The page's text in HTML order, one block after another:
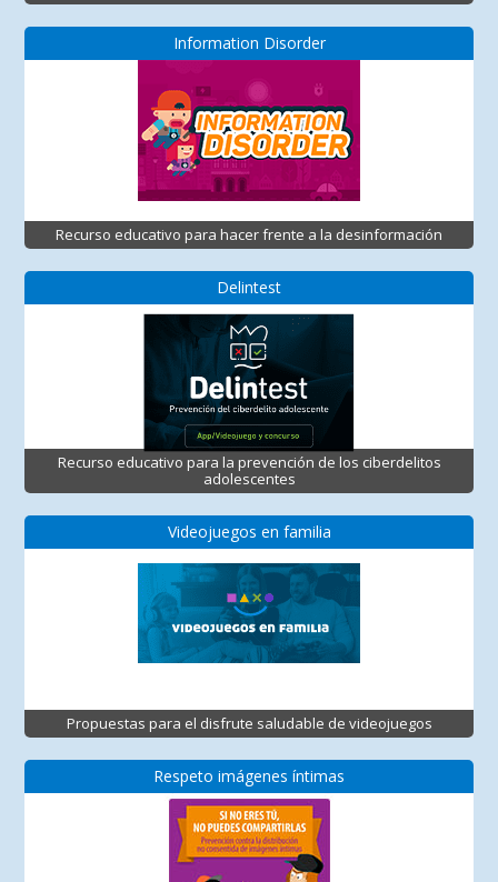
Information Disorder
Recurso educativo para hacer frente a la desinformación
Delintest
Recurso educativo para la prevención de los ciberdelitos
adolescentes
Videojuegos en familia
Propuestas para el disfrute saludable de videojuegos
Respeto imágenes íntimas